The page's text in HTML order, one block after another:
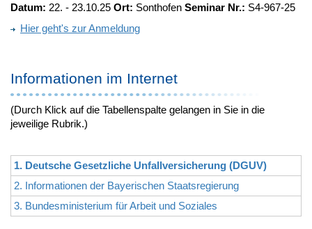
Datum: 22. - 23.10.25 Ort: Sonthofen Seminar Nr.: S4-967-25
Hier geht's zur Anmeldung
Informationen im Internet
(Durch Klick auf die Tabellenspalte gelangen in Sie in die
jeweilige Rubrik.)
1. Deutsche Gesetzliche Unfallversicherung (DGUV)
2. Informationen der Bayerischen Staatsregierung
3. Bundesministerium für Arbeit und Soziales